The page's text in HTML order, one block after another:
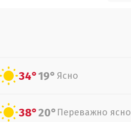
34°19° Ясно
38°20° Переважно ясно